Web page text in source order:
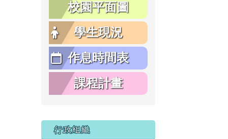
校園平面圖
學生現況
作息時間表
課程計畫
行政組織